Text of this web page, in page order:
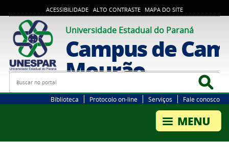
ACESSIBILIDADE ALTO CONTRASTE MAPA DO SITE
Universidade Estadual do Paraná
Campus de
Mourão
Busca
Biblioteca Protocolo on-line Serviços Fale conosco